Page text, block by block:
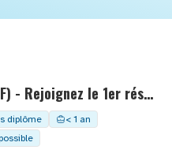
Entrepreneur Immobilier (H/F) - Rejoignez le 1er réseau de Conciergerie en France
diplôme
< 1 an